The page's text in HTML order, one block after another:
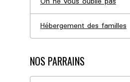
Hébergement des familles
NOS PARRAINS